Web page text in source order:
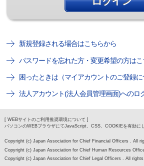
新規登録される場合はこちらから
パスワードを忘れた方・変更希望の方はこ
困ったときは（マイアカウントのご登録に
法人アカウント(法人会員管理画面)へのロ
[ WEBサイトのご利用推奨環境について ]
パソコンのWEBブラウザにてJavaScript、CSS、COOKIEを有効に
Copyright (c) Japan Association for Chief Financial Officers . All
Copyright (c) Japan Association for Chief Human Resources
Copyright (c) Japan Association for Chief Legal Officers . All rights